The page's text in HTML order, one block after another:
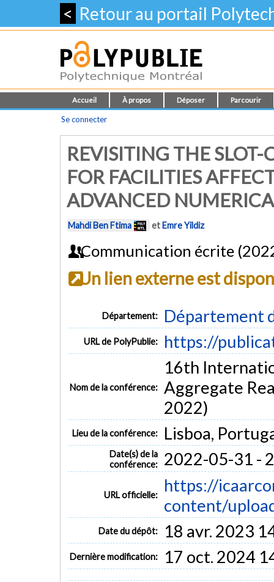
< Retour au portail
Accueil À propos Déposer Parcourir
Se connecter
REVISITING THE
FOR FACILITIES
ADVANCED
Mahdi Ben Ftima etEmre Yildiz
Communication écrite
Un lien externe est
Département: Département
URL de PolyPublie: https://
Nom de la conférence:
16th
Aggregate
2022)
Lieu de la conférence: Lisboa,
Date(s) de la
conférence:
2022-05-31 -
URL officielle:
https://
content/
Date du dépôt: 18 avr. 2023
Dernière modification: 17 oct. 2024